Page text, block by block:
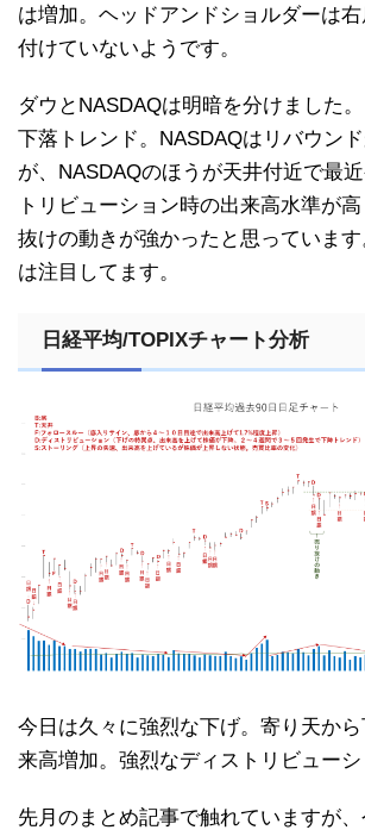
は増加。ヘッドアンドショルダーは
付けていないようです。
ダウとNASDAQは明暗を分けました
下落トレンド。NASDAQはリバウン
が、NASDAQのほうが天井付近で最
トリビューション時の出来高水準が
抜けの動きが強かったと思っていま
は注目してます。
日経平均/TOPIXチャート分析
今日は久々に強烈な下げ。寄り天か
来高増加。強烈なディストリビューシ
先月のまとめ記事で触れていますが